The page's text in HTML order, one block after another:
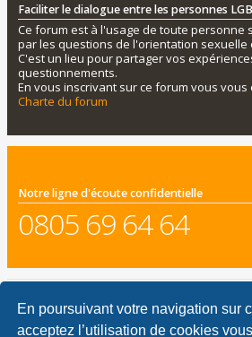
En poursuivant votre navigation sur
acceptez l’utilisation de cookies
Faciliter le dialogue entre les personnes
Ce forum est à l'usage de toute personne
par les questions de l'orientation sexuelle
C'est un lieu pour partager vos
questionnements.
En vous inscrivant sur ce forum vous
Charte du forum
Notre ligne d'écoute confidentielle
0805 69 64 64
Accueil du forum